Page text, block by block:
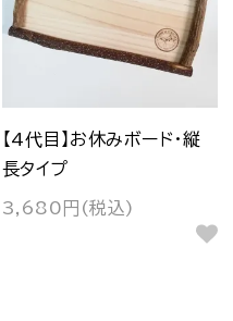
【4代目】お休みボード・縦
長タイプ
3,680円(税込)